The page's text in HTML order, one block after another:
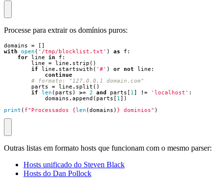
Processe para extrair os domínios puros:
domains =
with
open ( '/tmp/blocklist.txt' ) as f :
for
line in f :
line
= line . strip ()
if
line . startswith ( '#' ) or not line :
continue
# formato: "127.0.0.1 domain.com"
parts
= line . split ()
if
len ( parts ) >= 2 and parts 1 != 'localhost' :
domains .append ( parts 1 ])
print ( f"Processados { len ( domains ) } dominios" )
Outras listas em formato hosts que funcionam com o mesmo parser:
Hosts unificado do Steven Black
Hosts do Dan Pollock